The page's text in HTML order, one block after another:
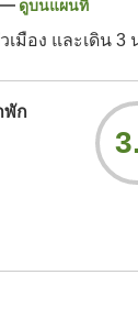
ดูบนแผนที่
เมือง และเดิน
พัก